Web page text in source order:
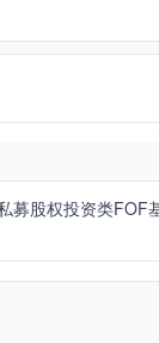
募股权投资类